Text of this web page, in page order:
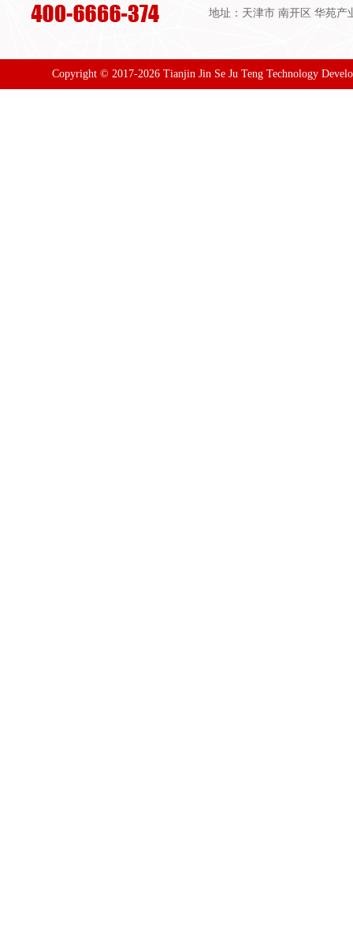
地址：天津市 南开区 华苑产
Copyright © 2017-2026 Tianjin Jin Se Ju Teng Technology